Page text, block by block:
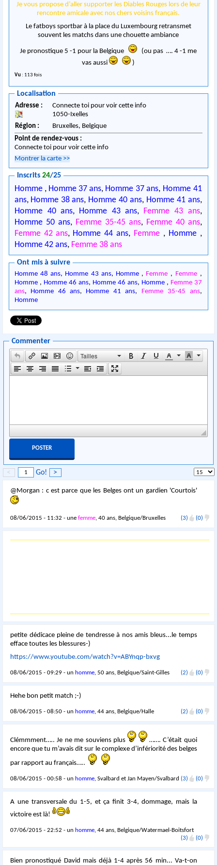
Je vous propose d’aller supporter les Diables Rouges lors de leur
rencontre amicale avec nos chers voisins français.
Le fatboys sportbar à la place du Luxembourg retransmet
souvent les matchs dans une chouette ambiance
Je pronostique 5 -1 pour la Belgique
vas aussi
)
Vu : 113 fois
Localisation
Adresse :
Connecte toi pour voir cette info
1050-Ixelles
Région :
Bruxelles, Belgique
Point de rendez-vous :
Connecte toi pour voir cette info
Montrer la carte >>
Inscrits24/25
Homme , Homme 37 ans, Homme 37 ans, Homme 41
ans, Homme 38 ans, Homme 40 ans, Homme 41 ans,
Homme 40 ans, Homme 43 ans, Femme 43 ans,
Homme 50 ans, Femme 35-45 ans, Femme 40 ans,
Femme 42 ans, Homme 44 ans, Femme , Homme ,
Homme 42 ans, Femme 38 ans
Ont mis à suivre
Homme 48 ans, Homme 43 ans, Homme , Femme , Femme ,
Homme , Homme 46 ans, Homme 46 ans, Homme , Femme 37
ans, Homme 46 ans, Homme 41 ans, Femme 35-45 ans,
Homme
Commenter
Tailles
< Go! >
@Morgan : c est parce que les Belges ont un gardien 'Courtois'
08/06/2015 - 11:32 - unefemme, 40 ans, Belgique/Bruxelles (3) (0)
petite dédicace pleine de tendresse à nos amis bleus...le temps
efface toutes les blessures-)
https://www.youtube.com/watch?v=ABYnqp-bxvg
08/06/2015 - 09:29 - un homme, 50 ans, Belgique/Saint-Gilles (2) (0)
Hehe bon petit match ;-)
08/06/2015 - 08:50 - un homme, 44 ans, Belgique/Halle (2) (0)
Clémmment….. Je ne me souviens plus
……. C’était quoi
encore que tu m’avais dit sur le complexe d’infériorité des belges
par rapport au français…..
08/06/2015 - 00:58 - un homme, Svalbard et Jan Mayen/Svalbard (3) (0)
A une transversale du 1-5, et ça finit 3-4, dommage, mais la
victoire est là!
07/06/2015 - 22:52 - un homme, 44 ans, Belgique/Watermael-Boitsfort
(3)
(0)
Bien pronostiqué David mais déjà 1-4 après 56 min... Va-t-on